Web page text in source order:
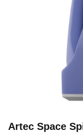
Artec Space